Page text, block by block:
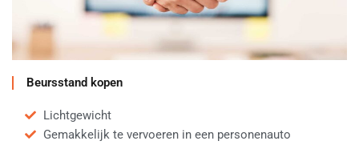
Beursstand kopen
Lichtgewicht
Gemakkelijk te vervoeren in een personenauto